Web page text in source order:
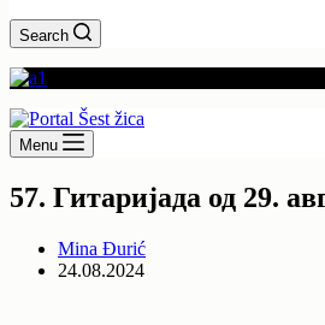
Search
Menu
57. Гитаријада од 29.
Mina Đurić
24.08.2024